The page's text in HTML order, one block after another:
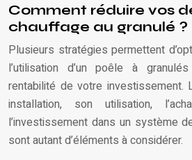
Comment réduire vos
chauffage au granulé ?
Plusieurs stratégies permettent
l’utilisation d’un poêle à
rentabilité de votre investissement.
installation, son utilisation,
l’investissement dans un système
sont autant d’éléments à considérer.